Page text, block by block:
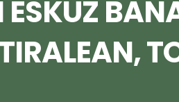
ESKUZ